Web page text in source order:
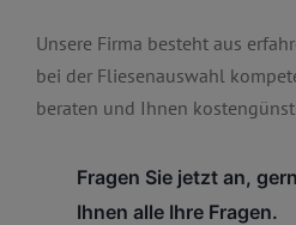
Unsere Firma besteht aus
bei der Fliesenauswahl
beraten und Ihnen
Fragen Sie jetzt an,
Ihnen alle Ihre Fragen.